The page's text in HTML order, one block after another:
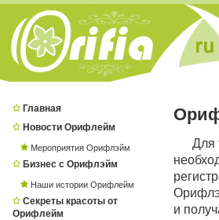
Главная
Новости Орифлейм
Мероприятия Орифлэйм
Бизнес с Орифлэйм
Наши истории Орифлейм
Секреты красоты от
Орифлейм
Для
и